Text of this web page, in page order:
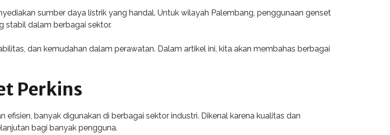
sumber daya listrik yang handal. Untuk wilayah Palembang, penggunaan genset
stabil dalam berbagai sektor.
dan kemudahan dalam perawatan. Dalam artikel ini, kita akan membahas berbagai
Perkins
banyak digunakan di berbagai sektor industri. Dikenal karena kualitas dan
bagi banyak pengguna.